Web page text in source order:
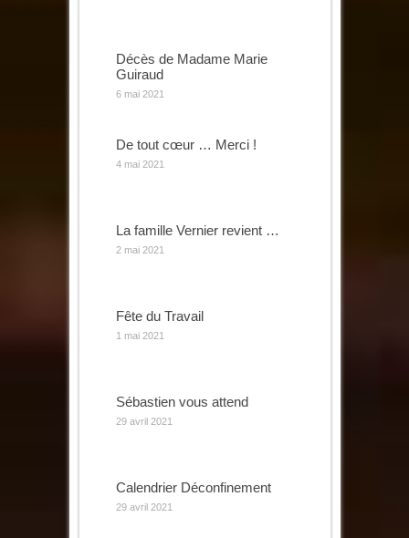
Décès de Madame Marie
Guiraud
6 mai 2021
De tout cœur … Merci !
4 mai 2021
La famille Vernier revient …
2 mai 2021
Fête du Travail
1 mai 2021
Sébastien vous attend
29 avril 2021
Calendrier Déconfinement
29 avril 2021